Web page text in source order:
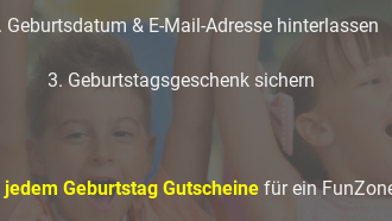
Geburtsdatum & E-Mail-Adresse hinterlassen
3. Geburtstagsgeschenk sichern
jedem Geburtstag Gutscheinefür ein